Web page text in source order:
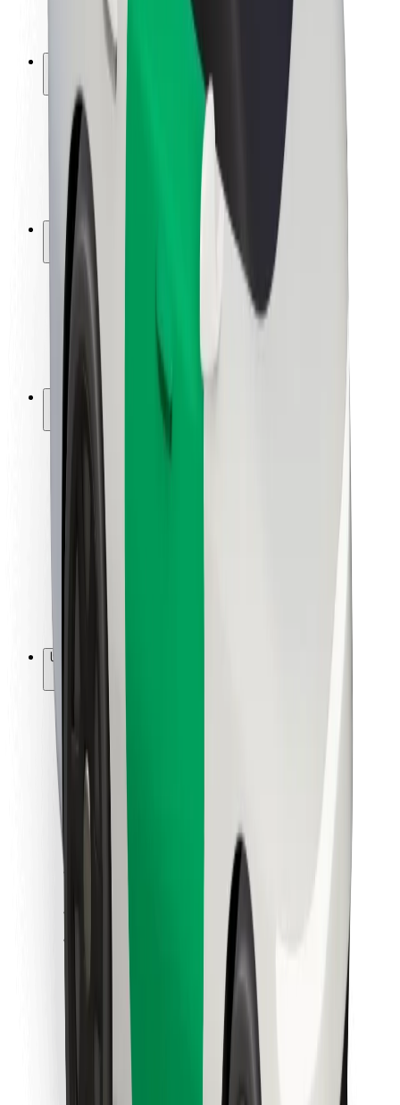
მედია
ურბანული ფონდი
მგზავრების უსაფრთხოება
მძღოლების უსაფრთხოება
სკუტერის უსაფრთხოება
უსაფრთხოება
ქალაქები
ლოკაციები
ქალაქი უკეთესობისკენ
აეროპორტები
Bolt-ის დასატენი სადგური
მხარდაჭერა
მგზავრებისთვის
კურიერებისთვის
Bolt Food
ავტოპარკის მფლობელებისთვის
რესტორნებისთვის
Bolt for Business
სხვა
მომწოდებლები
წესები და პირობები
Cookies
უსაფრთხოება
მიიღე მომსახურება რამდენიმე წუთში!
იპოვე შენი საყვარელი კერძები!
გადმოწერე Bolt Food